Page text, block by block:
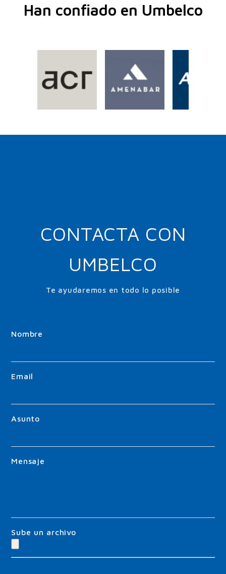
Han confiado en Umbelco
CONTACTA CON
UMBELCO
Te ayudaremos en todo lo posible
Nombre
Email
Asunto
Mensaje
Sube un archivo